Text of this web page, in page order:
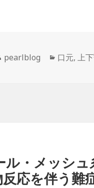
作
pearlblog
カ
口元,上
ル・メッシ
応を伴う難